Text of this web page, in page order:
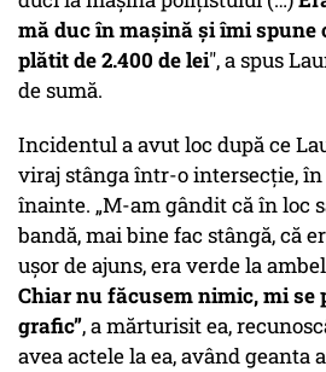
mă duc în mașină și îmi spune
plătit de 2.400 de lei", a spus
de sumă.
Incidentul a avut loc după ce
viraj stânga într-o intersecție, în
înainte. „M-am gândit că în loc
bandă, mai bine fac stângă, că
ușor de ajuns, era verde la
Chiar nu făcusem nimic, mi se
grafic”, a mărturisit ea,
avea actele la ea, având geanta